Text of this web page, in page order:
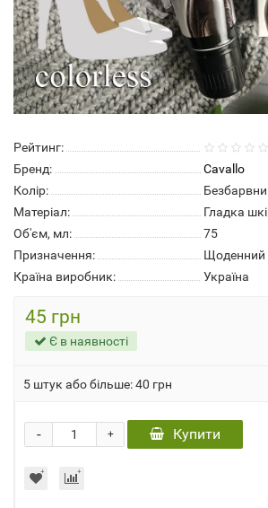
Рейтинг:
Бренд:
Cavallo
Колір:
Матеріал:
Гладка
Об'єм, мл:
75
Призначення:
Щоденний
Країна виробник:
Україна
45 грн
Є в наявності
5 штук або більше: 40 грн
+
- Купити